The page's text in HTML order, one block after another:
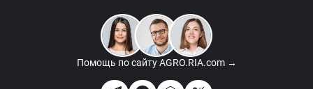
Помощь по сайтуAGRO.RIA.com →